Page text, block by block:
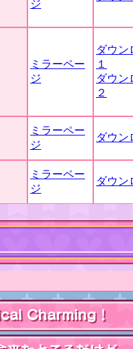
ジ
ミラーペー
ジ
ダウン
１
ダウン
２
ミラーペー
ジ
ダウン
ミラーペー
ジ
ダウン